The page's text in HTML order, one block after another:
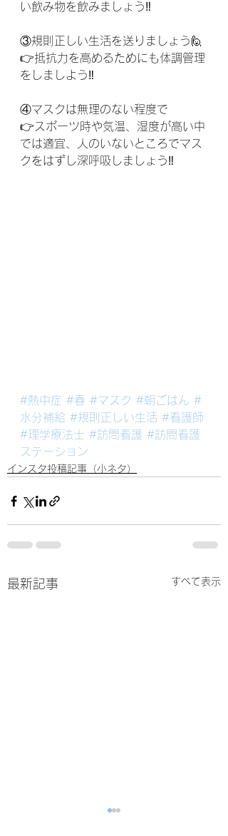
い飲み物を飲みましょう‼️
③規則正しい生活を送りましょう🙋
👉抵抗力を高めるためにも体調管理
をしましよう‼️
④マスクは無理のない程度で
👉スポーツ時や気温、湿度が高い中
では適宜、人のいないところでマス
クをはずし深呼吸しましょう‼️
#熱中症 #春 #マスク #朝ごはん #
水分補給 #規則正しい生活 #看護師
#理学療法士 #訪問看護 #訪問看護
ステーション
インスタ投稿記事（小ネタ）
最新記事 すべて表示